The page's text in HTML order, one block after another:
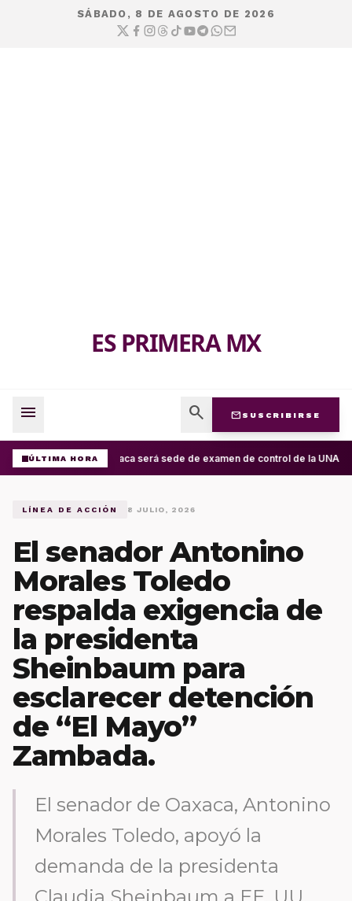
SÁBADO, 8 DE AGOSTO DE 2026
ES PRIMERA MX
menu search mail SUSCRIBIRSE
ÚLTIMA HORAOaxaca será sede de examen de control de la
LÍNEA DE ACCIÓN 8 JULIO, 2026
El senador Antonino
Morales Toledo
respalda exigencia de
la presidenta
Sheinbaum para
esclarecer detención
de “El Mayo”
Zambada.
El senador de Oaxaca, Antonino
Morales Toledo, apoyó la
demanda de la presidenta